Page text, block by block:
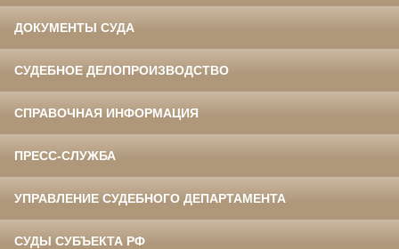
ДОКУМЕНТЫ СУДА
СУДЕБНОЕ ДЕЛОПРОИЗВОДСТВО
СПРАВОЧНАЯ ИНФОРМАЦИЯ
ПРЕСС-СЛУЖБА
УПРАВЛЕНИЕ СУДЕБНОГО ДЕПАРТАМЕНТА
СУДЫ СУБЪЕКТА РФ